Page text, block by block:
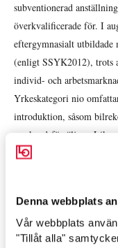
Denna webbplats
Vår webbplats
"Tillåt alla"
subventionerad
överkvalificerade för. I
eftergymnasialt utbildade
(enligt SSYK2012), trots
individ- och
Yrkeskategori nio
introduktion, såsom
marknadsförsäljare.
arbetsmarknaden, för
är den enda ingången